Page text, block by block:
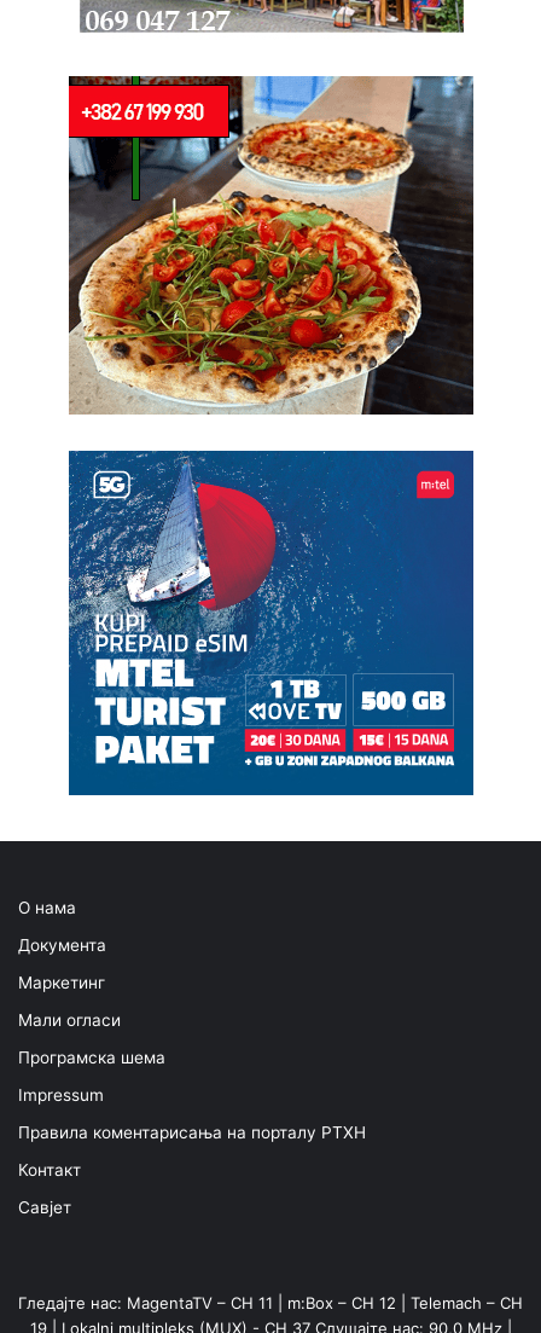
О нама
Документа
Маркетинг
Мали огласи
Програмска шема
Impressum
Правила коментарисања на порталу РТХН
Контакт
Савјет
Гледајте нас: MagentaTV – CH 11 | m:Box – CH 12 | Telemach – CH
19 | Lokalni multipleks (MUX) - CH 37 Слушајте нас: 90,0 MHz |